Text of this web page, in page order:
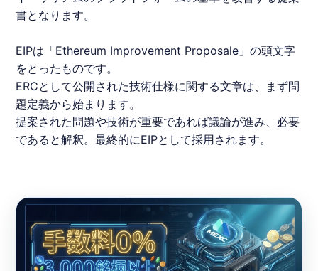
書となります。
EIPは「Ethereum Improvement Proposale」の頭文字
をとったものです。
ERCとして公開された技術仕様に関する文章は、まず問
題定義から始まります。
提案された問題や技術が重要であれば議論が進み、必要
であると解釈。最終的にEIPとして採用されます。